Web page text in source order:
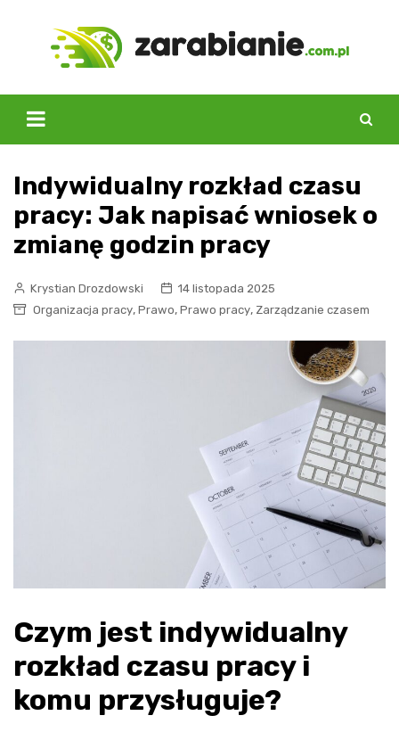
Indywidualny rozkład czasu
pracy: Jak napisać wniosek o
zmianę godzin pracy
Krystian Drozdowski
14 listopada 2025
Organizacja pracy, Prawo, Prawo pracy, Zarządzanie czasem
Czym jest indywidualny
rozkład czasu pracy i
komu przysługuje?